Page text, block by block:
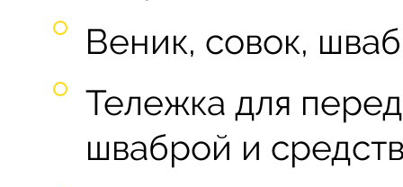
Веник, совок,
Тележка для
шваброй и